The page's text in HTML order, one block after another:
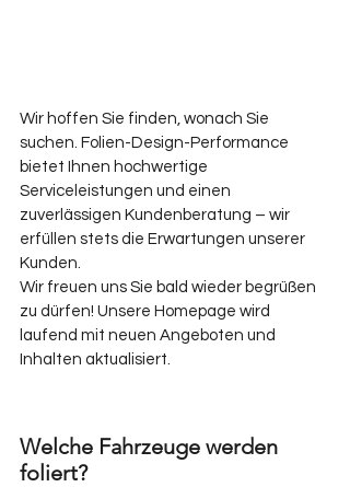
Wir hoffen Sie finden, wonach Sie
suchen. Folien-Design-Performance
bietet Ihnen hochwertige
Serviceleistungen und einen
zuverlässigen Kundenberatung – wir
erfüllen stets die Erwartungen unserer
Kunden.
Wir freuen uns Sie bald wieder begrüßen
zu dürfen! Unsere Homepage wird
laufend mit neuen Angeboten und
Inhalten aktualisiert.
Welche Fahrzeuge werden
foliert?